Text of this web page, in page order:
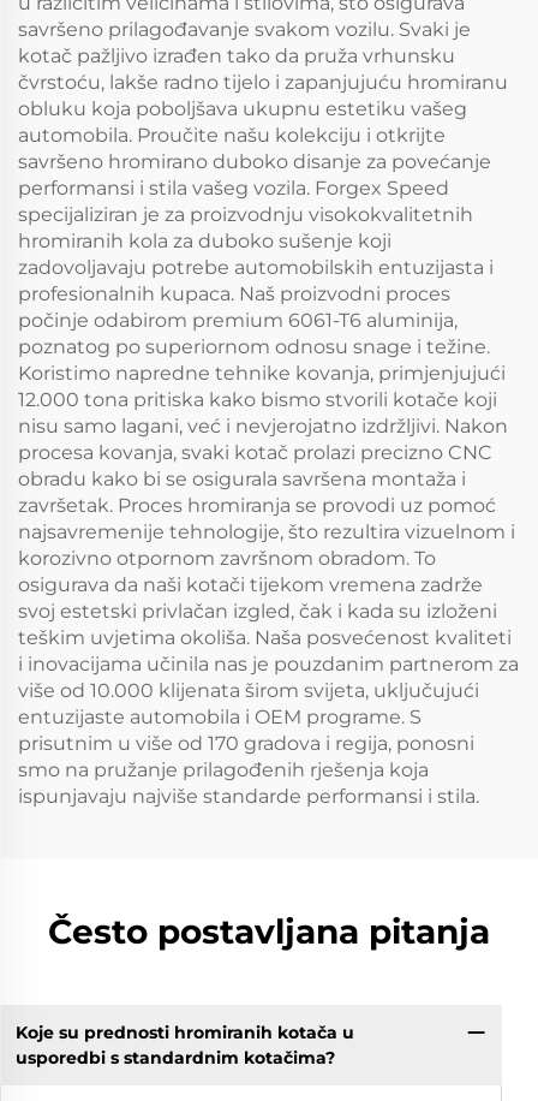
savršeno prilagođavanje svakom vozilu. Svaki je
kotač pažljivo izrađen tako da pruža vrhunsku
čvrstoću, lakše radno tijelo i zapanjujuću hromiranu
obluku koja poboljšava ukupnu estetiku vašeg
automobila. Proučite našu kolekciju i otkrijte
savršeno hromirano duboko disanje za povećanje
performansi i stila vašeg vozila. Forgex Speed
specijaliziran je za proizvodnju visokokvalitetnih
hromiranih kola za duboko sušenje koji
zadovoljavaju potrebe automobilskih entuzijasta i
profesionalnih kupaca. Naš proizvodni proces
počinje odabirom premium 6061-T6 aluminija,
poznatog po superiornom odnosu snage i težine.
Koristimo napredne tehnike kovanja, primjenjujući
12.000 tona pritiska kako bismo stvorili kotače koji
nisu samo lagani, već i nevjerojatno izdržljivi. Nakon
procesa kovanja, svaki kotač prolazi precizno CNC
obradu kako bi se osigurala savršena montaža i
završetak. Proces hromiranja se provodi uz pomoć
najsavremenije tehnologije, što rezultira vizuelnom i
korozivno otpornom završnom obradom. To
osigurava da naši kotači tijekom vremena zadrže
svoj estetski privlačan izgled, čak i kada su izloženi
teškim uvjetima okoliša. Naša posvećenost kvaliteti
i inovacijama učinila nas je pouzdanim partnerom za
više od 10.000 klijenata širom svijeta, uključujući
entuzijaste automobila i OEM programe. S
prisutnim u više od 170 gradova i regija, ponosni
smo na pružanje prilagođenih rješenja koja
ispunjavaju najviše standarde performansi i stila.
Često postavljana pitanja
Koje su prednosti hromiranih kotača u
usporedbi s standardnim kotačima?